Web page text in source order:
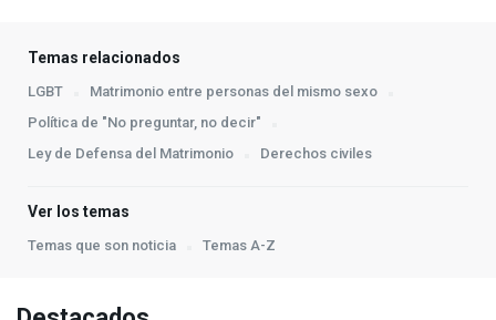
Temas relacionados
LGBT
Matrimonio entre personas del mismo sexo
Política de "No preguntar, no decir"
Ley de Defensa del Matrimonio
Derechos civiles
Ver los temas
Temas que son noticia Temas A-Z